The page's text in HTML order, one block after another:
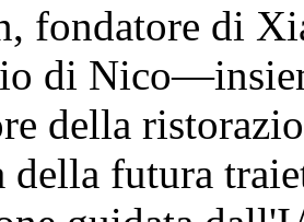
fondatore di
di
della
della futura